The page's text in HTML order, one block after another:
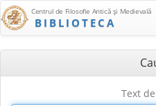
Centrul de Filosofie Antică şi Medievală
BIBLIOTECA
Text